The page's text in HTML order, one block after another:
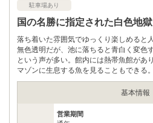
駐車場あり
国の名勝に指定された白色地
落ち着いた雰囲気でゆっくり楽しめると
無色透明だが、池に落ちると青白く変色
という声が多い。館内には熱帯魚館があ
マゾンに生息する魚を見ることもできる。
基本情報
営業期間